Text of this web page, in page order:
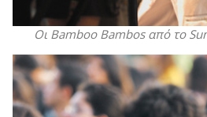
Οι Bamboo Bambos από το